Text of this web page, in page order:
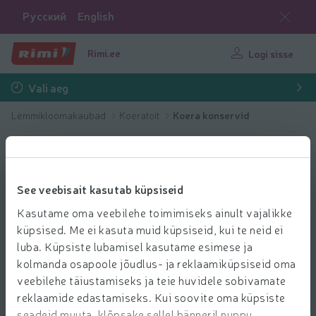
See veebisait kasutab küpsiseid
Kasutame oma veebilehe toimimiseks ainult vajalikke
küpsised. Me ei kasuta muid küpsiseid, kui te neid ei
luba. Küpsiste lubamisel kasutame esimese ja
kolmanda osapoole jõudlus- ja reklaamiküpsiseid oma
veebilehe täiustamiseks ja teie huvidele sobivamate
reklaamide edastamiseks. Kui soovite oma küpsiste
Русский English
Rimi.ee Logi sisse
Vali aeg
Lemmikloomakaubad Koeratoit Koera konservid